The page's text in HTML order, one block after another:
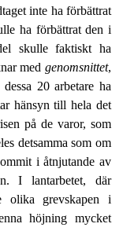
inte ha förbättrat
ha förbättrat den i
skulle faktiskt ha
medgenomsnittet,
20 arbetare ha
hänsyn till hela det
på de varor, som
detsamma som om
i åtnjutande av
I lantarbetet, där
olika grevskapen i
höjning mycket